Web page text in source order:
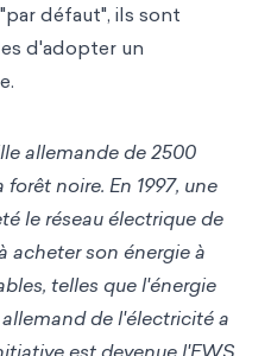
défaut", ils sont
d'adopter un
allemande de 2500
noire. En 1997, une
le réseau électrique de
acheter son énergie à
telles que l'énergie
de l'électricité a